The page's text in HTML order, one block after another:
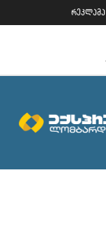
რეკლამა